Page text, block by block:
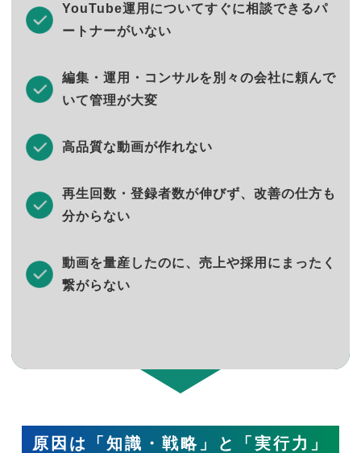
YouTube運用についてすぐに相談できるパ
ートナーがいない
編集・運用・コンサルを別々の会社に頼んで
いて管理が大変
高品質な動画が作れない
再生回数・登録者数が伸びず、改善の仕方も
分からない
動画を量産したのに、売上や採用にまったく
繋がらない
原因は「知識・戦略」と「実行力」